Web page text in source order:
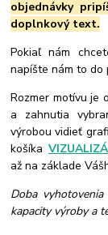
objednávky
doplnkový text.
Pokiaľ nám
napíšte nám to do
Rozmer motívu je
a zahnutia
výrobou vidieť
košíka
až na základe
Doba
kapacity výroby a